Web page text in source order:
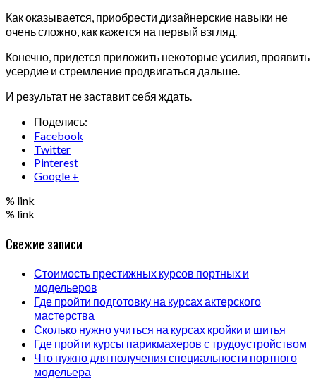
Как оказывается, приобрести дизайнерские навыки не
очень сложно, как кажется на первый взгляд.
Конечно, придется приложить некоторые усилия, проявить
усердие и стремление продвигаться дальше.
И результат не заставит себя ждать.
Поделись:
Facebook
Twitter
Pinterest
Google +
% link
% link
Свежие записи
Стоимость престижных курсов портных и
модельеров
Где пройти подготовку на курсах актерского
мастерства
Сколько нужно учиться на курсах кройки и шитья
Где пройти курсы парикмахеров с трудоустройством
Что нужно для получения специальности портного
модельера